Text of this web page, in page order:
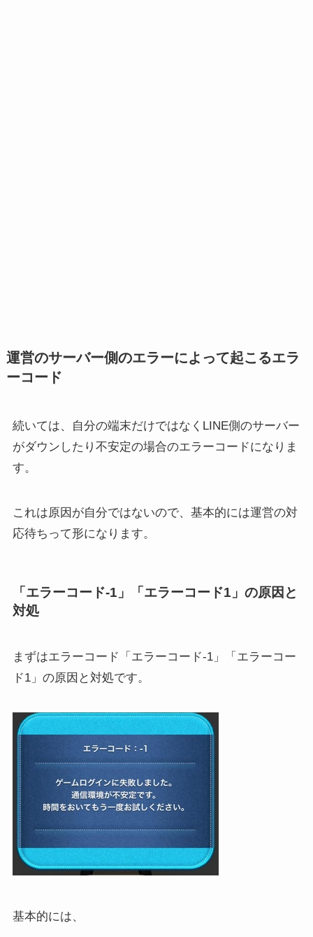
運営のサーバー側のエラーによって起こるエラ
ーコード
続いては、自分の端末だけではなくLINE側のサーバー
がダウンしたり不安定の場合のエラーコードになりま
す。
これは原因が自分ではないので、基本的には運営の対
応待ちって形になります。
「エラーコード-1」「エラーコード1」の原因と
対処
まずはエラーコード「エラーコード-1」「エラーコー
ド1」の原因と対処です。
基本的には、